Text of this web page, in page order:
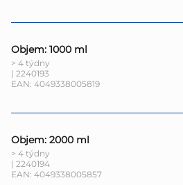
Objem: 1000 ml
> 4 týdny
| 2240193
EAN: 4049338005819
Objem: 2000 ml
> 4 týdny
| 2240194
EAN: 4049338005857